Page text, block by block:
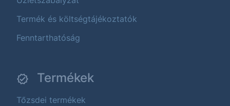
Termék és költségtájékoztatók
Fenntarthatóság
Termékek
Tőzsdei termékek